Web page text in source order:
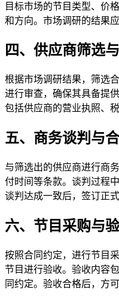
目标市场的节目类型、价
和方向。市场调研的结果
四、供应商筛选
根据市场调研结果，筛选
进行审查，确保其具备提
包括供应商的营业执照、
五、商务谈判与
与筛选出的供应商进行商
付时间等条款。谈判过程
谈判达成一致后，签订正
六、节目采购与
按照合同约定，进行节目
节目进行验收。验收内容
同约定。验收合格后，方